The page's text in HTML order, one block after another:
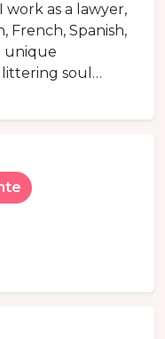
work as a lawyer,
French, Spanish,
unique
soul…